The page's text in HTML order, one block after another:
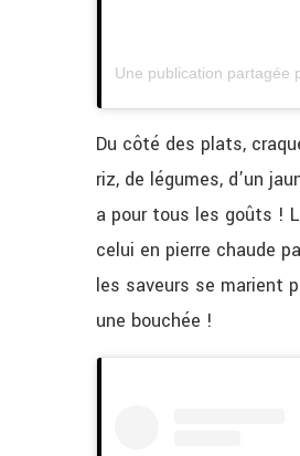
Une publication partagée
Du côté des plats,
riz, de légumes, d’un
a pour tous les goûts !
celui en pierre chaude
les saveurs se marient
une bouchée !